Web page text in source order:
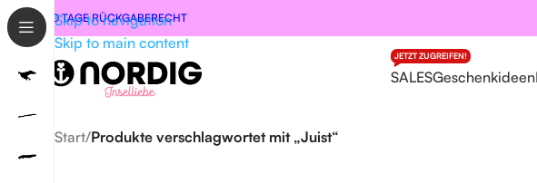
Skip to navigation
Skip to main content
30 TAGE RÜCKGABERECHT
SALES
JETZT ZUGREIFEN!
Geschenkideen
Start/Produkte verschlagwortet mit „Juist“